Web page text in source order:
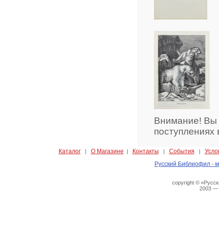
Внимание! Вы
Каталог| О Магазине | Контакты | События |
Русский Библиофил -
copyright ©
2003 —